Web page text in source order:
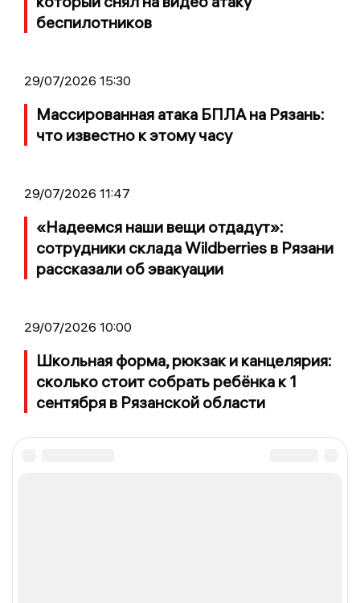
беспилотников
29/07/2026 15:30
Массированная атака БПЛА на Рязань:
что известно к этому часу
29/07/2026 11:47
«Надеемся наши вещи отдадут»:
сотрудники склада Wildberries в Рязани
рассказали об эвакуации
29/07/2026 10:00
Школьная форма, рюкзак и канцелярия:
сколько стоит собрать ребёнка к 1
сентября в Рязанской области